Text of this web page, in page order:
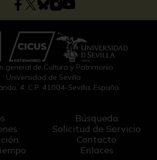
general de Cultura y Patrimonio
Universidad de Sevilla
4, C.P. 41004-Sevilla, España.
Búsqueda
Solicitud de Servicio
Contacto
Enlaces